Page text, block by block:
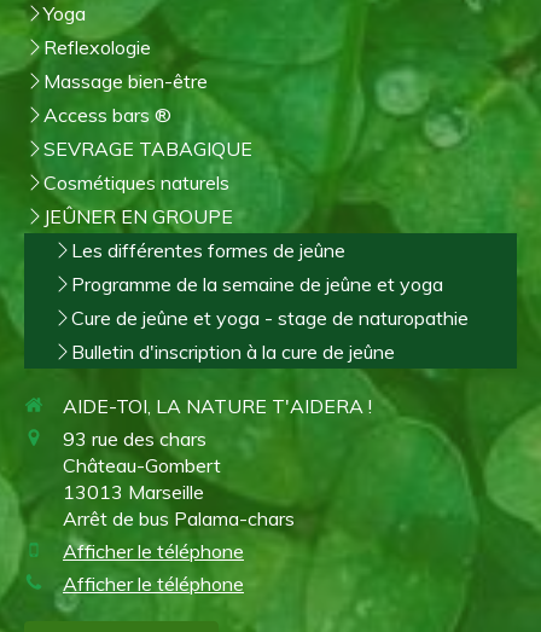
Yoga
Reflexologie
Massage bien-être
Access bars ®
SEVRAGE TABAGIQUE
Cosmétiques naturels
JEÛNER EN GROUPE
Les différentes formes de jeûne
Programme de la semaine de jeûne et yoga
Cure de jeûne et yoga - stage de naturopathie
Bulletin d'inscription à la cure de jeûne
AIDE-TOI, LA NATURE T'AIDERA !
93 rue des chars
Château-Gombert
13013 Marseille
Arrêt de bus Palama-chars
Afficher le téléphone
Afficher le téléphone